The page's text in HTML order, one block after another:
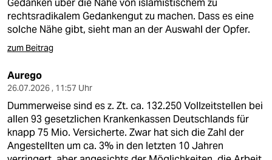
Gedanken über die Nähe von islamistischem zu
rechtsradikalem Gedankengut zu machen. Dass es eine
solche Nähe gibt, sieht man an der Auswahl der Opfer.
zum Beitrag
Aurego
26.07.2026 , 11:57 Uhr
Dummerweise sind es z. Zt. ca. 132.250 Vollzeitstellen bei
allen 93 gesetzlichen Krankenkassen Deutschlands für
knapp 75 Mio. Versicherte. Zwar hat sich die Zahl der
Angestellten um ca. 3% in den letzten 10 Jahren